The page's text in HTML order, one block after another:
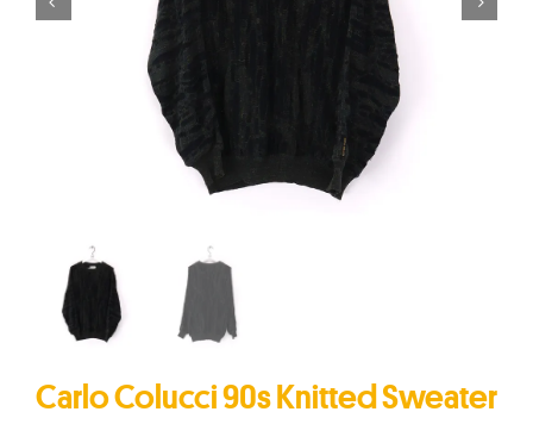
Carlo Colucci 90s Knitted Sweater